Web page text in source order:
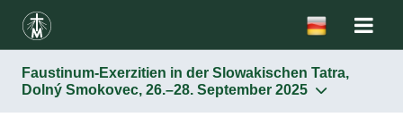
Faustinum-Exerzitien in der Slowakischen Tatra,
Dolný Smokovec, 26.–28. September 2025